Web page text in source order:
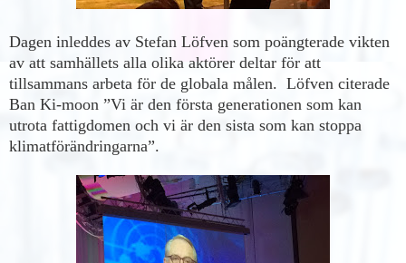
Dagen inleddes av Stefan Löfven som poängterade vikten
av att samhällets alla olika aktörer deltar för att
tillsammans arbeta för de globala målen. Löfven citerade
Ban Ki-moon ”Vi är den första generationen som kan
utrota fattigdomen och vi är den sista som kan stoppa
klimatförändringarna”.